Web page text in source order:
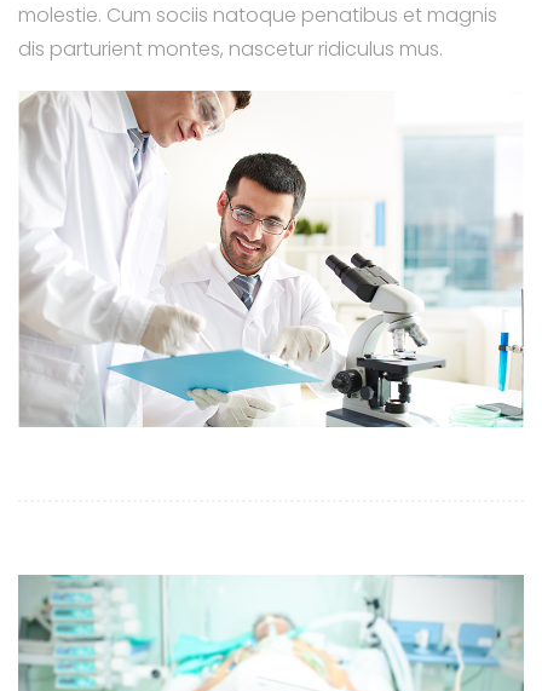
molestie. Cum sociis natoque penatibus et magnis
dis parturient montes, nascetur ridiculus mus.